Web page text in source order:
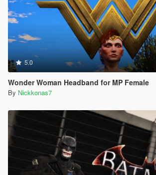
5.0
Wonder Woman Headband for MP Female
By Nickkonas7